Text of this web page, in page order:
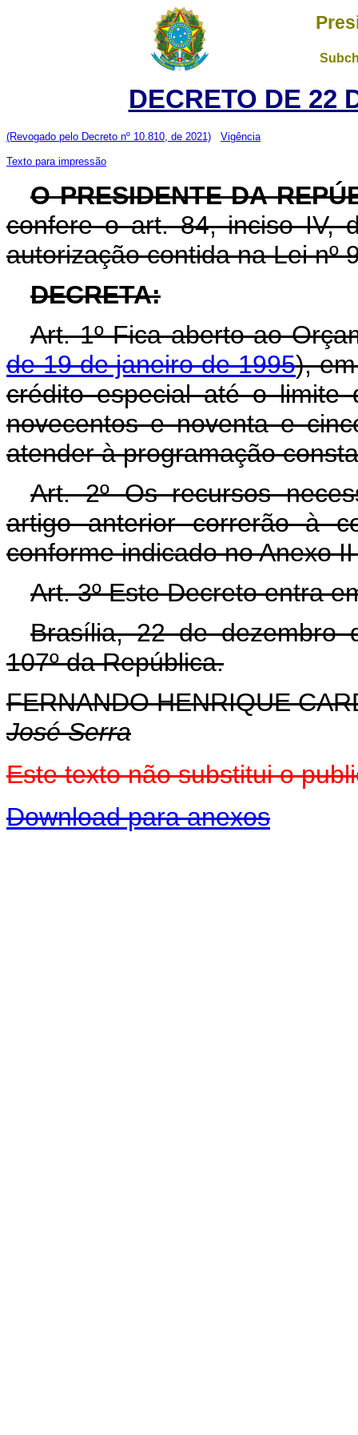
DECRETO DE 22
(Revogado pelo Decreto nº 10.810, de 2021) Vigência
Texto para impressão
O PRESIDENTE DA
confere o art. 84, inciso IV,
autorização contida na Lei nº
DECRETA:
Art. 1º Fica aberto ao
de 19 de janeiro de 1995),
crédito especial até o limite
novecentos e noventa e
atender à programação
Art. 2º Os recursos
artigo anterior correrão à
conforme indicado no Anexo
Art. 3º Este Decreto entra
Brasília, 22 de dezembro
107º da República.
FERNANDO HENRIQUE
José Serra
Este texto não substitui o
Download para anexos